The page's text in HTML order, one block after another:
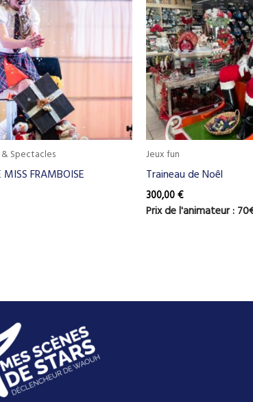
Spectacles
MISS FRAMBOISE
Jeux fun
Traineau de Noêl
300,00 €
Prix de l'animateur :